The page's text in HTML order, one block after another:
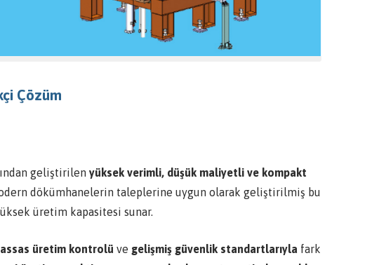
Çözüm
geliştirilen yüksek verimli, düşük maliyetli ve kompakt
dökümhanelerin taleplerine uygun olarak geliştirilmiş bu
üretim kapasitesi sunar.
üretim kontrolü ve gelişmiş güvenlik standartlarıyla fark